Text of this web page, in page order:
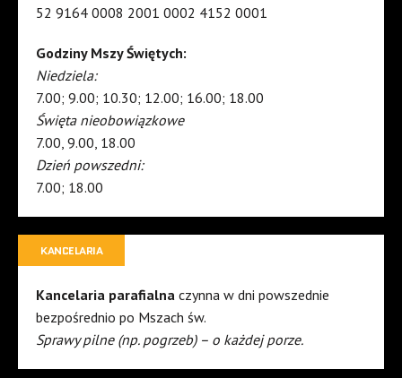
52 9164 0008 2001 0002 4152 0001
Godziny Mszy Świętych:
Niedziela:
7.00; 9.00; 10.30; 12.00; 16.00; 18.00
Święta nieobowiązkowe
7.00, 9.00, 18.00
Dzień powszedni:
7.00; 18.00
KANCELARIA
Kancelaria parafialna czynna w dni powszednie
bezpośrednio po Mszach św.
Sprawy pilne (np. pogrzeb) – o każdej porze.